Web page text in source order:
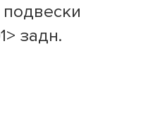
задн.